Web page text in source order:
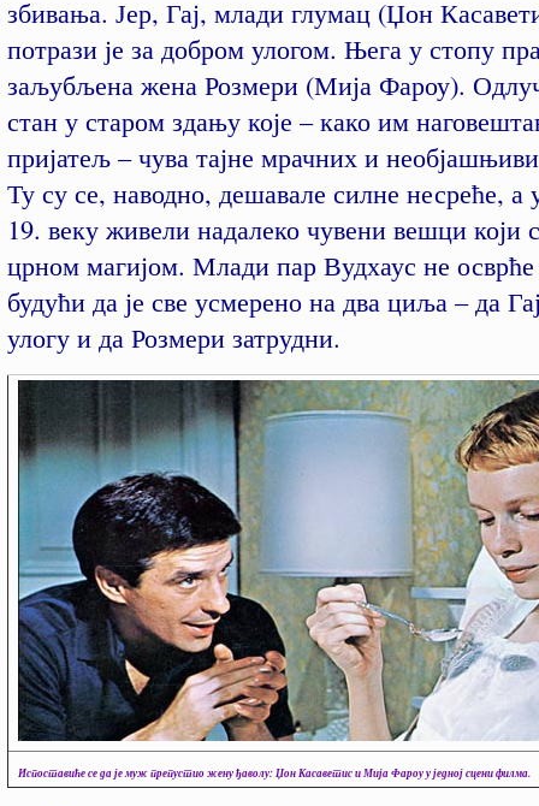
збивања. Јер, Гај, млади глумац (Џон
потрази је за добром улогом. Њега у стопу
заљубљена жена Розмери (Мија Фароу).
стан у старом здању које – како им
пријатељ – чува тајне мрачних и
Ту су се, наводно, дешавале силне несреће, а
19. веку живели надалеко чувени вешци који
црном магијом. Млади пар Вудхаус не
будући да је све усмерено на два циља – да
улогу и да Розмери затрудни.
Испоставиће се да је муж препустио жену ђаволу: Џон Касаветис и Мија Фароу у једној сцени филма.